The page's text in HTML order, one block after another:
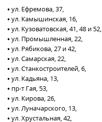
• ул. Ефремова, 37,
• ул. Камышинская, 16,
• ул. Кузоватовская, 41, 48 и 52,
• ул. Промышленная, 22,
• ул. Рябикова, 27 и 42,
• ул. Самарская, 22,
• ул. Станкостроителей, 6,
• ул. Кадьяна, 13,
• пр-т Гая, 53,
• ул. Кирова, 26,
• ул. Луначарского, 13,
• ул. Хрустальная, 42,